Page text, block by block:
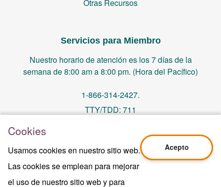
Cookies
Usamos cookies en nuestro sitio web.
Las cookies se emplean para mejorar
el uso de nuestro sitio web y para
Acepto
Otras Recursos
Servicios para Miembro
Nuestro horario de atención es los 7 días de la
semana de 8:00 am a 8:00 pm. (Hora del Pacífico)
1-866-314-2427.
TTY/TDD: 711
memberservices@centralhealthplan.com